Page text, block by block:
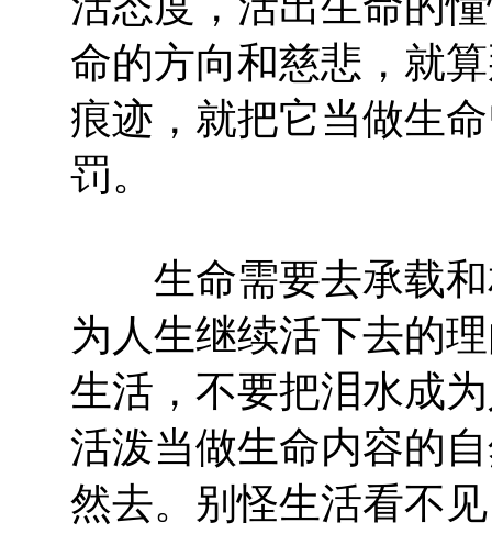
命的方向和慈悲，就
痕迹，就把它当做生
罚。
生命需要去承载和
为人生继续活下去的
生活，不要把泪水成
活泼当做生命内容的
然去。别怪生活看不